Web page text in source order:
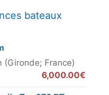
bateaux
(Gironde; France)
6,000.00€